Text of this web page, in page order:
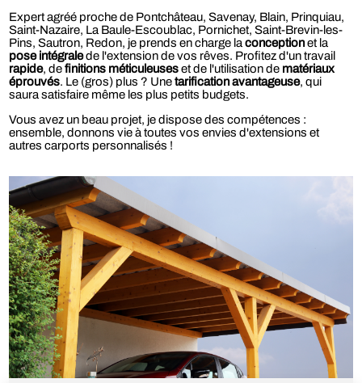
Expert agréé proche de Pontchâteau, Savenay, Blain, Prinquiau,
Saint-Nazaire, La Baule-Escoublac, Pornichet, Saint-Brevin-les-
Pins, Sautron, Redon, je prends en charge laconceptionet la
pose intégralede l'extension de vos rêves. Profitez d'un travail
rapide, definitions méticuleuseset de l'utilisation de matériaux
éprouvés. Le (gros) plus ? Unetarification avantageuse, qui
saura satisfaire même les plus petits budgets.
Vous avez un beau projet, je dispose des compétences :
ensemble, donnons vie à toutes vos envies d'extensions et
autres carports personnalisés !